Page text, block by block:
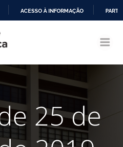
CONTEÚDO
ACESSO À INFORMAÇÃO
25 de